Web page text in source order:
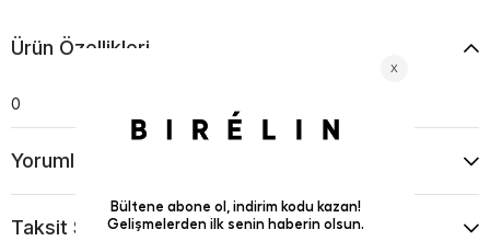
Ürün Özellikleri
0
Yorumlar
Taksit Seçenekleri